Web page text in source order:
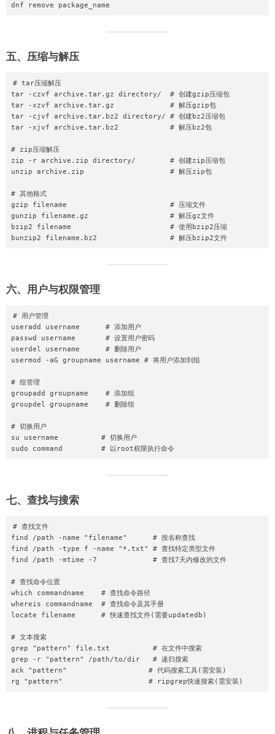
五、压缩与解压
# tar压缩解压
tar -czvf archive.tar.gz directory/  # 创建gzip压缩包
tar -xzvf archive.tar.gz             # 解压gzip包
tar -cjvf archive.tar.bz2 directory/ # 创建bz2压缩包
tar -xjvf archive.tar.bz2            # 解压bz2包
# zip压缩解压
zip -r archive.zip directory/        # 创建zip压缩包
unzip archive.zip                    # 解压zip包
# 其他格式
gzip filename                        # 压缩文件
gunzip filename.gz                   # 解压gz文件
bzip2 filename                       # 使用bzip2压缩
六、用户与权限管理
# 用户管理
useradd username      # 添加用户
passwd username       # 设置用户密码
userdel username      # 删除用户
usermod -aG groupname username # 将用户添加到组
# 组管理
groupadd groupname    # 添加组
groupdel groupname    # 删除组
# 切换用户
su username          # 切换用户
七、查找与搜索
# 查找文件
find /path -name "filename"      # 按名称查找
find /path -type f -name "*.txt" # 查找特定类型文件
find /path -mtime -7             # 查找7天内修改的文件
# 查找命令位置
which commandname    # 查找命令路径
whereis commandname  # 查找命令及其手册
locate filename      # 快速查找文件(需要updatedb)
# 文本搜索
grep "pattern" file.txt          # 在文件中搜索
grep -r "pattern" /path/to/dir   # 递归搜索
ack "pattern"                   # 代码搜索工具(需安装)